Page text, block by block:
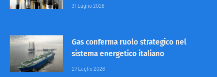
31 Luglio 2026
Gas conferma ruolo strategico nel
sistema energetico italiano
27 Luglio 2026